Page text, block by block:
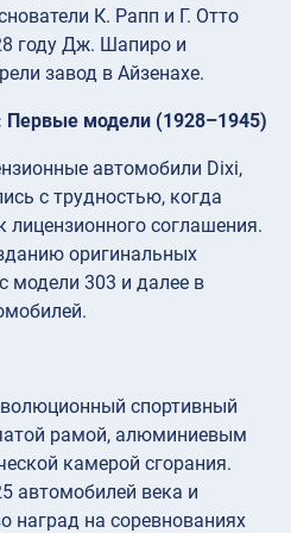
К. Рапп и Г. Отто
году Дж. Шапиро и
завод в Айзенахе.
Первые модели (1928–1945)
автомобили Dixi,
с трудностью, когда
лицензионного соглашения.
оригинальных
модели 303 и далее в
спортивный
рамой, алюминиевым
камерой сгорания.
автомобилей века и
наград на соревнованиях